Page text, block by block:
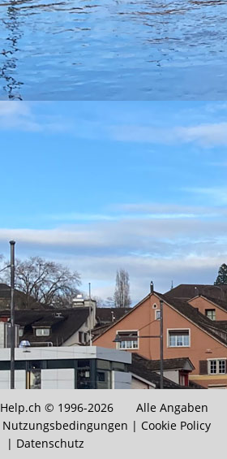
Help.ch © 1996-2026 Alle Angaben
Nutzungsbedingungen | Cookie Policy
| Datenschutz